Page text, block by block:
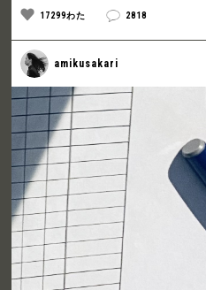
17299わた 2818
amikusakari